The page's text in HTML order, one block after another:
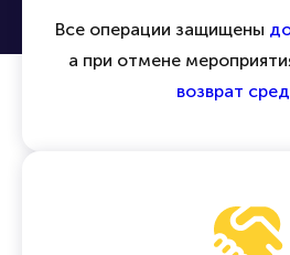
Все операции защищены
а при отмене
возврат